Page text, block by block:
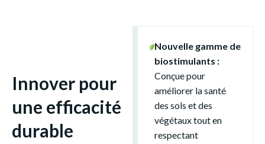
Innover pour
une efficacité
durable
Nouvelle gamme de
biostimulants :
Conçue pour
améliorer la santé
des sols et des
végétaux tout en
respectant